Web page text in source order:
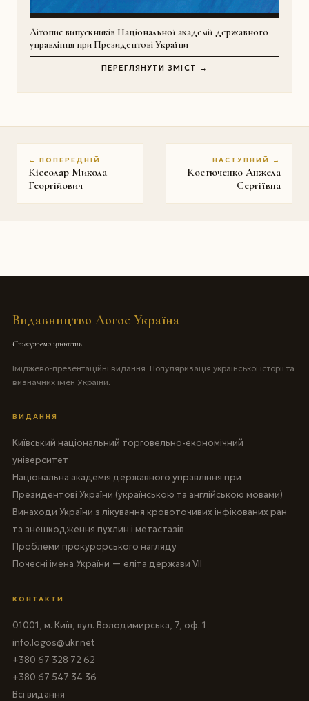
Літопис випускників Національної академії державного
управління при Президентові України
ПЕРЕГЛЯНУТИ ЗМІСТ →
← ПОПЕРЕДНІЙ
Кісеолар Микола
Георгійович
НАСТУПНИЙ →
Костюченко Анжела
Сергіївна
Видавництво Логос Україна
Створюємо цінність
Іміджево-презентаційні видання. Популяризація української історії та
визначних імен України.
ВИДАННЯ
Київський національний торговельно-економічний
університет
Національна академія державного управління при
Президентові України (українською та англійською мовами)
Винаходи України з лікування кровоточивих інфікованих ран
та знешкодження пухлин і метастазів
Проблеми прокурорського нагляду
Почесні імена України — еліта держави VII
КОНТАКТИ
01001, м. Київ, вул. Володимирська, 7, оф. 1
info.logos@ukr.net
+380 67 328 72 62
+380 67 547 34 36
Всі видання